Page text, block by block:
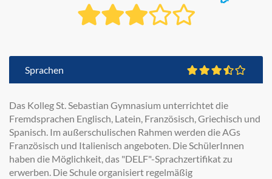
Sprachen
Das Kolleg St. Sebastian Gymnasium unterrichtet die
Fremdsprachen Englisch, Latein, Französisch, Griechisch und
Spanisch. Im außerschulischen Rahmen werden die AGs
Französisch und Italienisch angeboten. Die SchülerInnen
haben die Möglichkeit, das "DELF"-Sprachzertifikat zu
erwerben. Die Schule organisiert regelmäßig